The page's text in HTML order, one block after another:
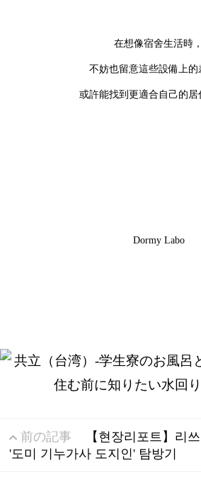
在想像宿舍生活時，
不妨也留意這些設備上的
或許能找到更適合自己的居
Dormy Labo
前の記事
【현장리포트】리
'도미 기누가사 도지인' 탐방기